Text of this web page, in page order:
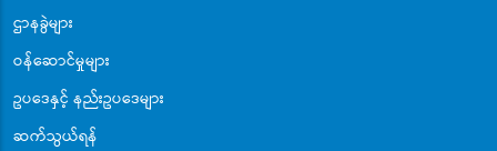
ဌာနခွဲများ
ဝန်ဆောင်မှုများ
ဥပဒေနှင့် နည်းဥပဒေများ
ဆက်သွယ်ရန်